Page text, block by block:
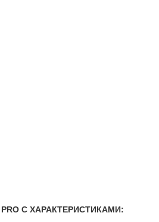
С ХАРАКТЕРИСТИКАМИ: